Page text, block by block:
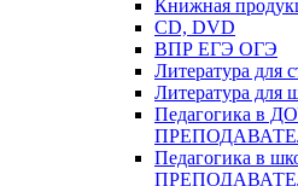
Книжная
CD, DVD
ВПР ЕГЭ ОГЭ
Литература
Литература для
Педагогика в
Педагогика в